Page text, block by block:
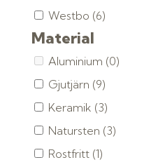
Westbo (6)
Material
Aluminium (0)
Gjutjärn (9)
Keramik (3)
Natursten (3)
Rostfritt (1)